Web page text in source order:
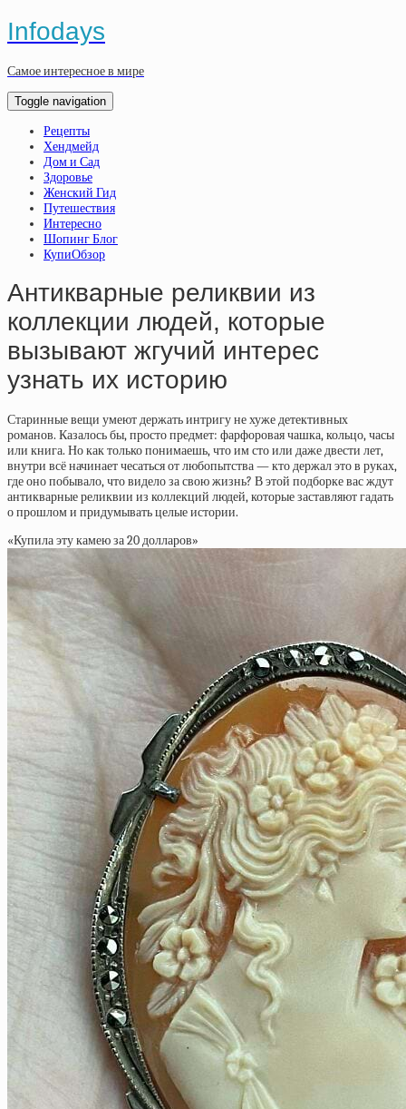
Infodays
Самое интересное в мире
Toggle navigation
Рецепты
Хендмейд
Дом и Сад
Здоровье
Женский Гид
Путешествия
Интересно
Шопинг Блог
КупиОбзор
Антикварные реликвии из
коллекции людей, которые
вызывают жгучий интерес
узнать их историю
Старинные вещи умеют держать интригу не хуже детективных
романов. Казалось бы, просто предмет: фарфоровая чашка, кольцо, часы
или книга. Но как только понимаешь, что им сто или даже двести лет,
внутри всё начинает чесаться от любопытства — кто держал это в руках,
где оно побывало, что видело за свою жизнь? В этой подборке вас ждут
антикварные реликвии из коллекций людей, которые заставляют гадать
о прошлом и придумывать целые истории.
«Купила эту камею за 20 долларов»